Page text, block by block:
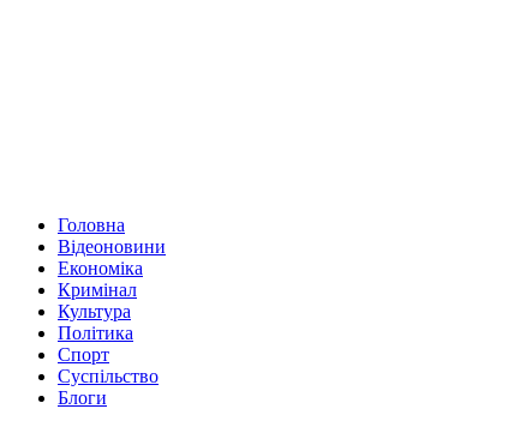
Головна
Відеоновини
Економіка
Кримінал
Культура
Політика
Спорт
Суспільство
Блоги